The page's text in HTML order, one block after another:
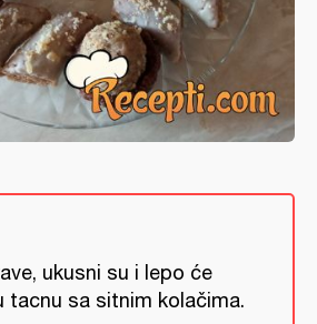
ukusni su i lepo će
tacnu sa sitnim kolačima.